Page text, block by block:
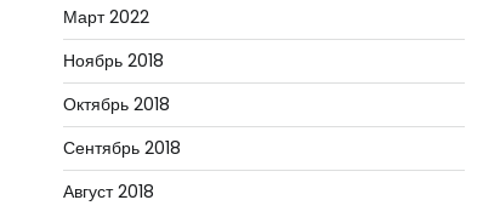
Март 2022
Ноябрь 2018
Октябрь 2018
Сентябрь 2018
Август 2018